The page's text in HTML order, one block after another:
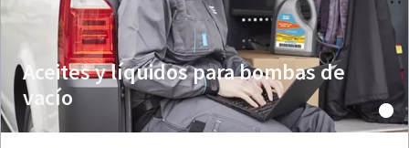
Aceites y líquidos para bombas de
vacío